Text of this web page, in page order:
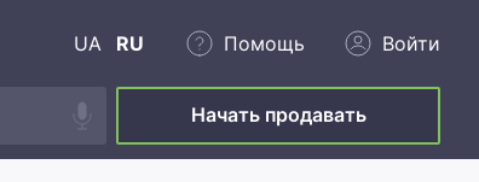
UA RU Помощь Войти
Начать продавать